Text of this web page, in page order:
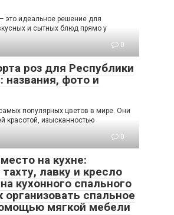
это идеальное решение для
и сытных блюд прямо у
0
роз для Республики
названия, фото и
популярных цветов в мире. Они
красотой, изысканностью
0
на кухне:
лавку и кресло
кухонного спального
организовать спальное
мягкой мебели